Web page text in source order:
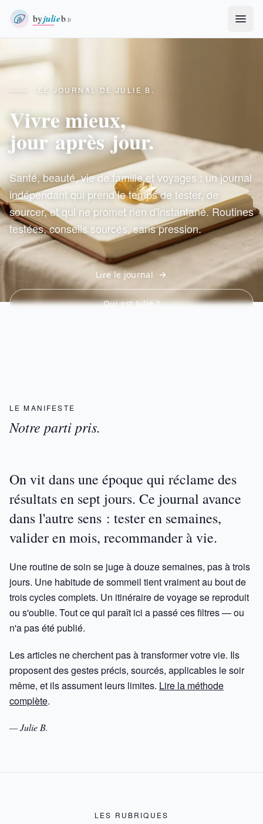
byjulieb.fr
LE JOURNAL DE JULIE B.
Vivre mieux,
jour après jour.
Santé, beauté, vie de famille et voyages : un journal
indépendant qui prend le temps de tester, de
sourcer, et qui ne promet rien d'instantané. Routines
testées, conseils sourcés, sans pression.
Lire le journal
Qui est Julie ?
LE MANIFESTE
Notre parti pris.
On vit dans une époque qui réclame des
résultats en sept jours. Ce journal avance
dans l'autre sens : tester en semaines,
valider en mois, recommander à vie.
Une routine de soin se juge à douze semaines, pas à trois
jours. Une habitude de sommeil tient vraiment au bout de
trois cycles complets. Un itinéraire de voyage se reproduit
ou s'oublie. Tout ce qui paraît ici a passé ces filtres — ou
n'a pas été publié.
Les articles ne cherchent pas à transformer votre vie. Ils
proposent des gestes précis, sourcés, applicables le soir
même, et ils assument leurs limites. Lire la méthode
complète.
— Julie B.
LES RUBRIQUES